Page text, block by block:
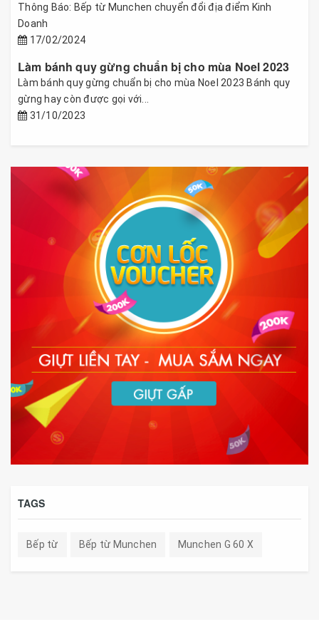
Thông Báo: Bếp từ Munchen chuyển đổi địa điểm Kinh
Doanh
17/02/2024
Làm bánh quy gừng chuẩn bị cho mùa Noel 2023
Làm bánh quy gừng chuẩn bị cho mùa Noel 2023 Bánh quy
gừng hay còn được gọi với...
31/10/2023
TAGS
Bếp từ Bếp từ Munchen Munchen G 60 X